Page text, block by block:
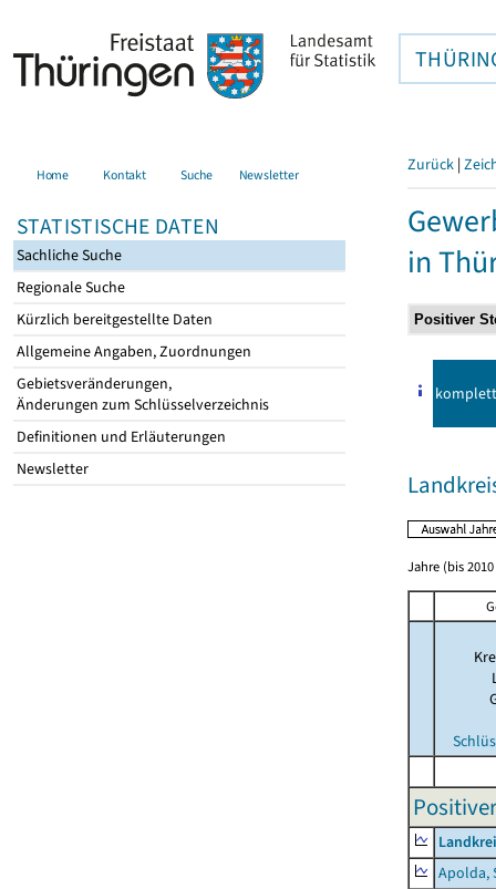
Home Kontakt Suche Newsletter
STATISTISCHE DATEN
Sachliche Suche
Regionale Suche
Kürzlich bereitgestellte Daten
Allgemeine Angaben, Zuordnungen
Gebietsveränderungen,
Änderungen zum Schlüsselverzeichnis
Definitionen und Erläuterungen
Newsletter
Zurück |
in
komplett
Jahre (bis
Apolda,